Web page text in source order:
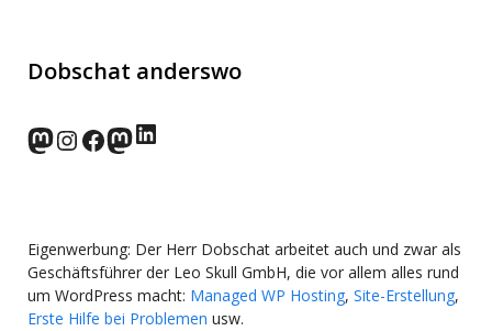
Dobschat anderswo
norden.social
Instagram
Facebook
wp-punks.social
LinkedIn
Eigenwerbung: Der Herr Dobschat arbeitet auch und zwar als
Geschäftsführer der Leo Skull GmbH, die vor allem alles rund
um WordPress macht: Managed WP Hosting, Site-Erstellung,
Erste Hilfe bei Problemen usw.